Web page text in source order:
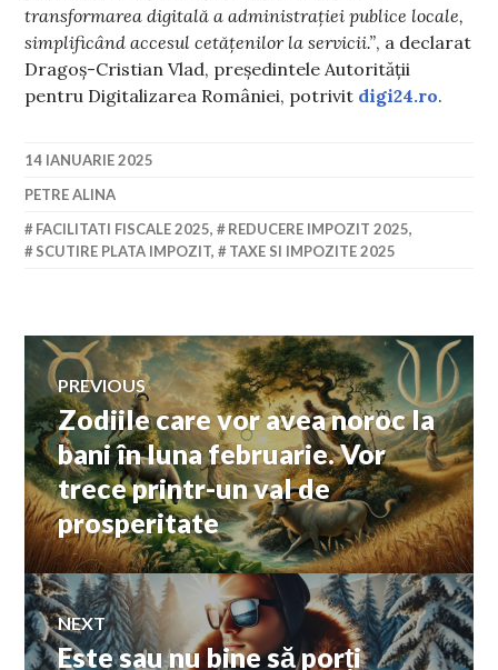
transformarea digitală a administrației publice locale,
simplificând accesul cetățenilor la servicii.”, a declarat
Dragoș-Cristian Vlad, președintele Autorității
pentru Digitalizarea României, potrivit digi24.ro.
14 IANUARIE 2025
PETRE ALINA
FACILITATI FISCALE 2025, REDUCERE IMPOZIT 2025,
SCUTIRE PLATA IMPOZIT, TAXE SI IMPOZITE 2025
Navigare
în
articole
PREVIOUS
Previous
post:
Zodiile care vor avea noroc la
bani în luna februarie. Vor
trece printr-un val de
prosperitate
NEXT
Next
Este sau nu bine să porți